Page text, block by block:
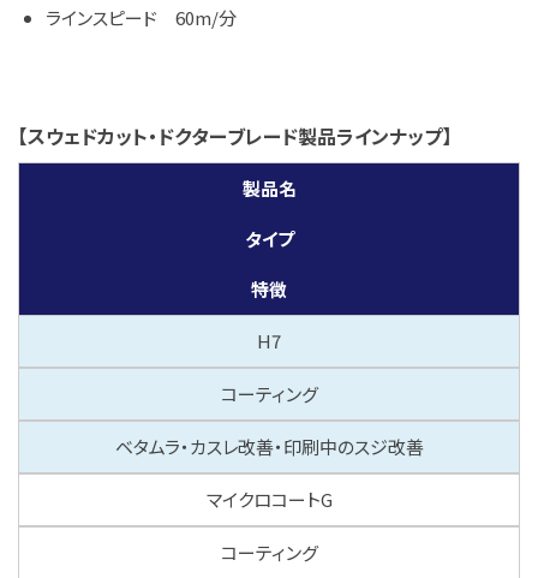
ラインスピード 60m/分
【スウェドカット・ドクターブレード製品ラインナップ】
製品名
タイプ
特徴
H7
コーティング
ベタムラ・カスレ改善・印刷中のスジ改善
マイクロコートG
コーティング